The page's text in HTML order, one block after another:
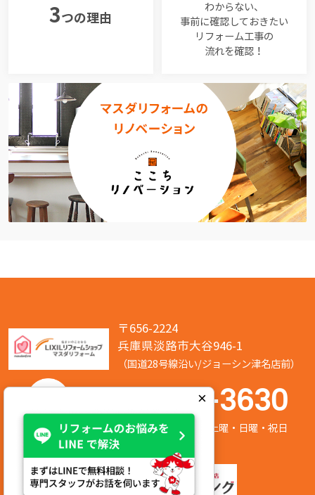
3つの理由
わからない、
事前に確認しておきたい
リフォーム工事の
流れを確認！
〒656-2224
兵庫県淡路市大谷946-1
（国道28号線沿い/ジョーシン津名店前）
050-7586-3630
営業時間:8:00～17:00 定休日:第2/第4土曜・日曜・祝日
×